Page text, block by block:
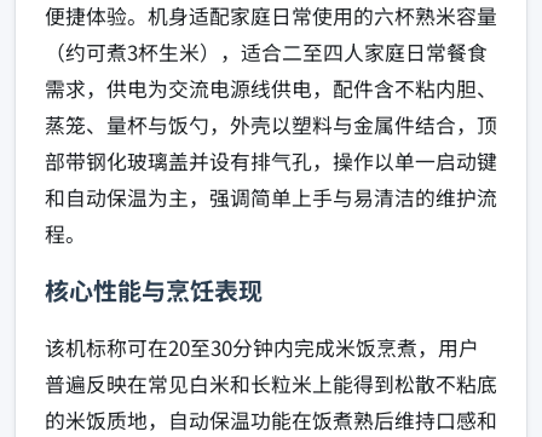
便捷体验。机身适配家庭日常使用的六杯熟米容量
（约可煮3杯生米），适合二至四人家庭日常餐食
需求，供电为交流电源线供电，配件含不粘内胆、
蒸笼、量杯与饭勺，外壳以塑料与金属件结合，顶
部带钢化玻璃盖并设有排气孔，操作以单一启动键
和自动保温为主，强调简单上手与易清洁的维护流
程。
核心性能与烹饪表现
该机标称可在20至30分钟内完成米饭烹煮，用户
普遍反映在常见白米和长粒米上能得到松散不粘底
的米饭质地，自动保温功能在饭煮熟后维持口感和